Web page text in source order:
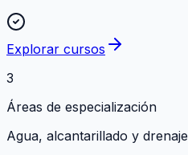
Explorar cursos
3
Áreas de especialización
Agua, alcantarillado y drenaje